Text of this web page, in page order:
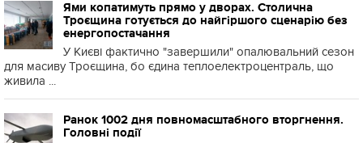
Ями копатимуть прямо у дворах. Столична
Троєщина готується до найгіршого сценарію без
енергопостачання
У Києві фактично "завершили" опалювальний сезон
для масиву Троєщина, бо єдина теплоелектроцентраль, що
живила ...
Ранок 1002 дня повномасштабного вторгнення.
Головні події